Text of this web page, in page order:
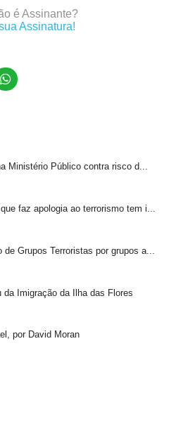
é Assinante?
Assinatura!
Ministério Público contra risco d...
faz apologia ao terrorismo tem i...
Grupos Terroristas por grupos a...
da Imigração da Ilha das Flores
por David Moran